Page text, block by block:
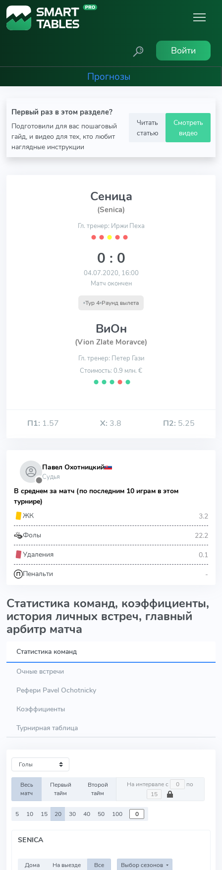
Войти
Прогнозы
Первый раз в этом разделе?
Подготовили для вас пошаговый
гайд, и видео для тех, кто любит
наглядные инструкции
Читать
статью
Смотреть
видео
Сеница
(Senica)
Гл. тренер: Иржи Пеха
⬤ ⬤ ⬤ ⬤ ⬤
0 : 0
04.07.2020, 16:00
Матч окончен
Тур 4 Раунд вылета
ВиОн
(Vion Zlate Moravce)
Гл. тренер: Петер Гази
Стоимость: 0.9 млн. €
⬤ ⬤ ⬤ ⬤ ⬤
П1: 1.57 Х: 3.8 П2: 5.25
⬤
Павел Охотницкий
Судья
В среднем за матч (по последним 10 играм в этом
турнире)
ЖК
3.2
Фолы 22.2
Удаления 0.1
Пенальти -
Статистика команд, коэффициенты,
история личных встреч, главный
арбитр матча
Статистика команд
Очные встречи
Рефери Pavel Ochotnicky
Коэффициенты
Турнирная таблица
Весь
матч
Первый
тайм
Второй
тайм
На интервале с по
5 10 15 20 30 40 50 100
SENICA
Дома На выезде Все Выбор сезонов